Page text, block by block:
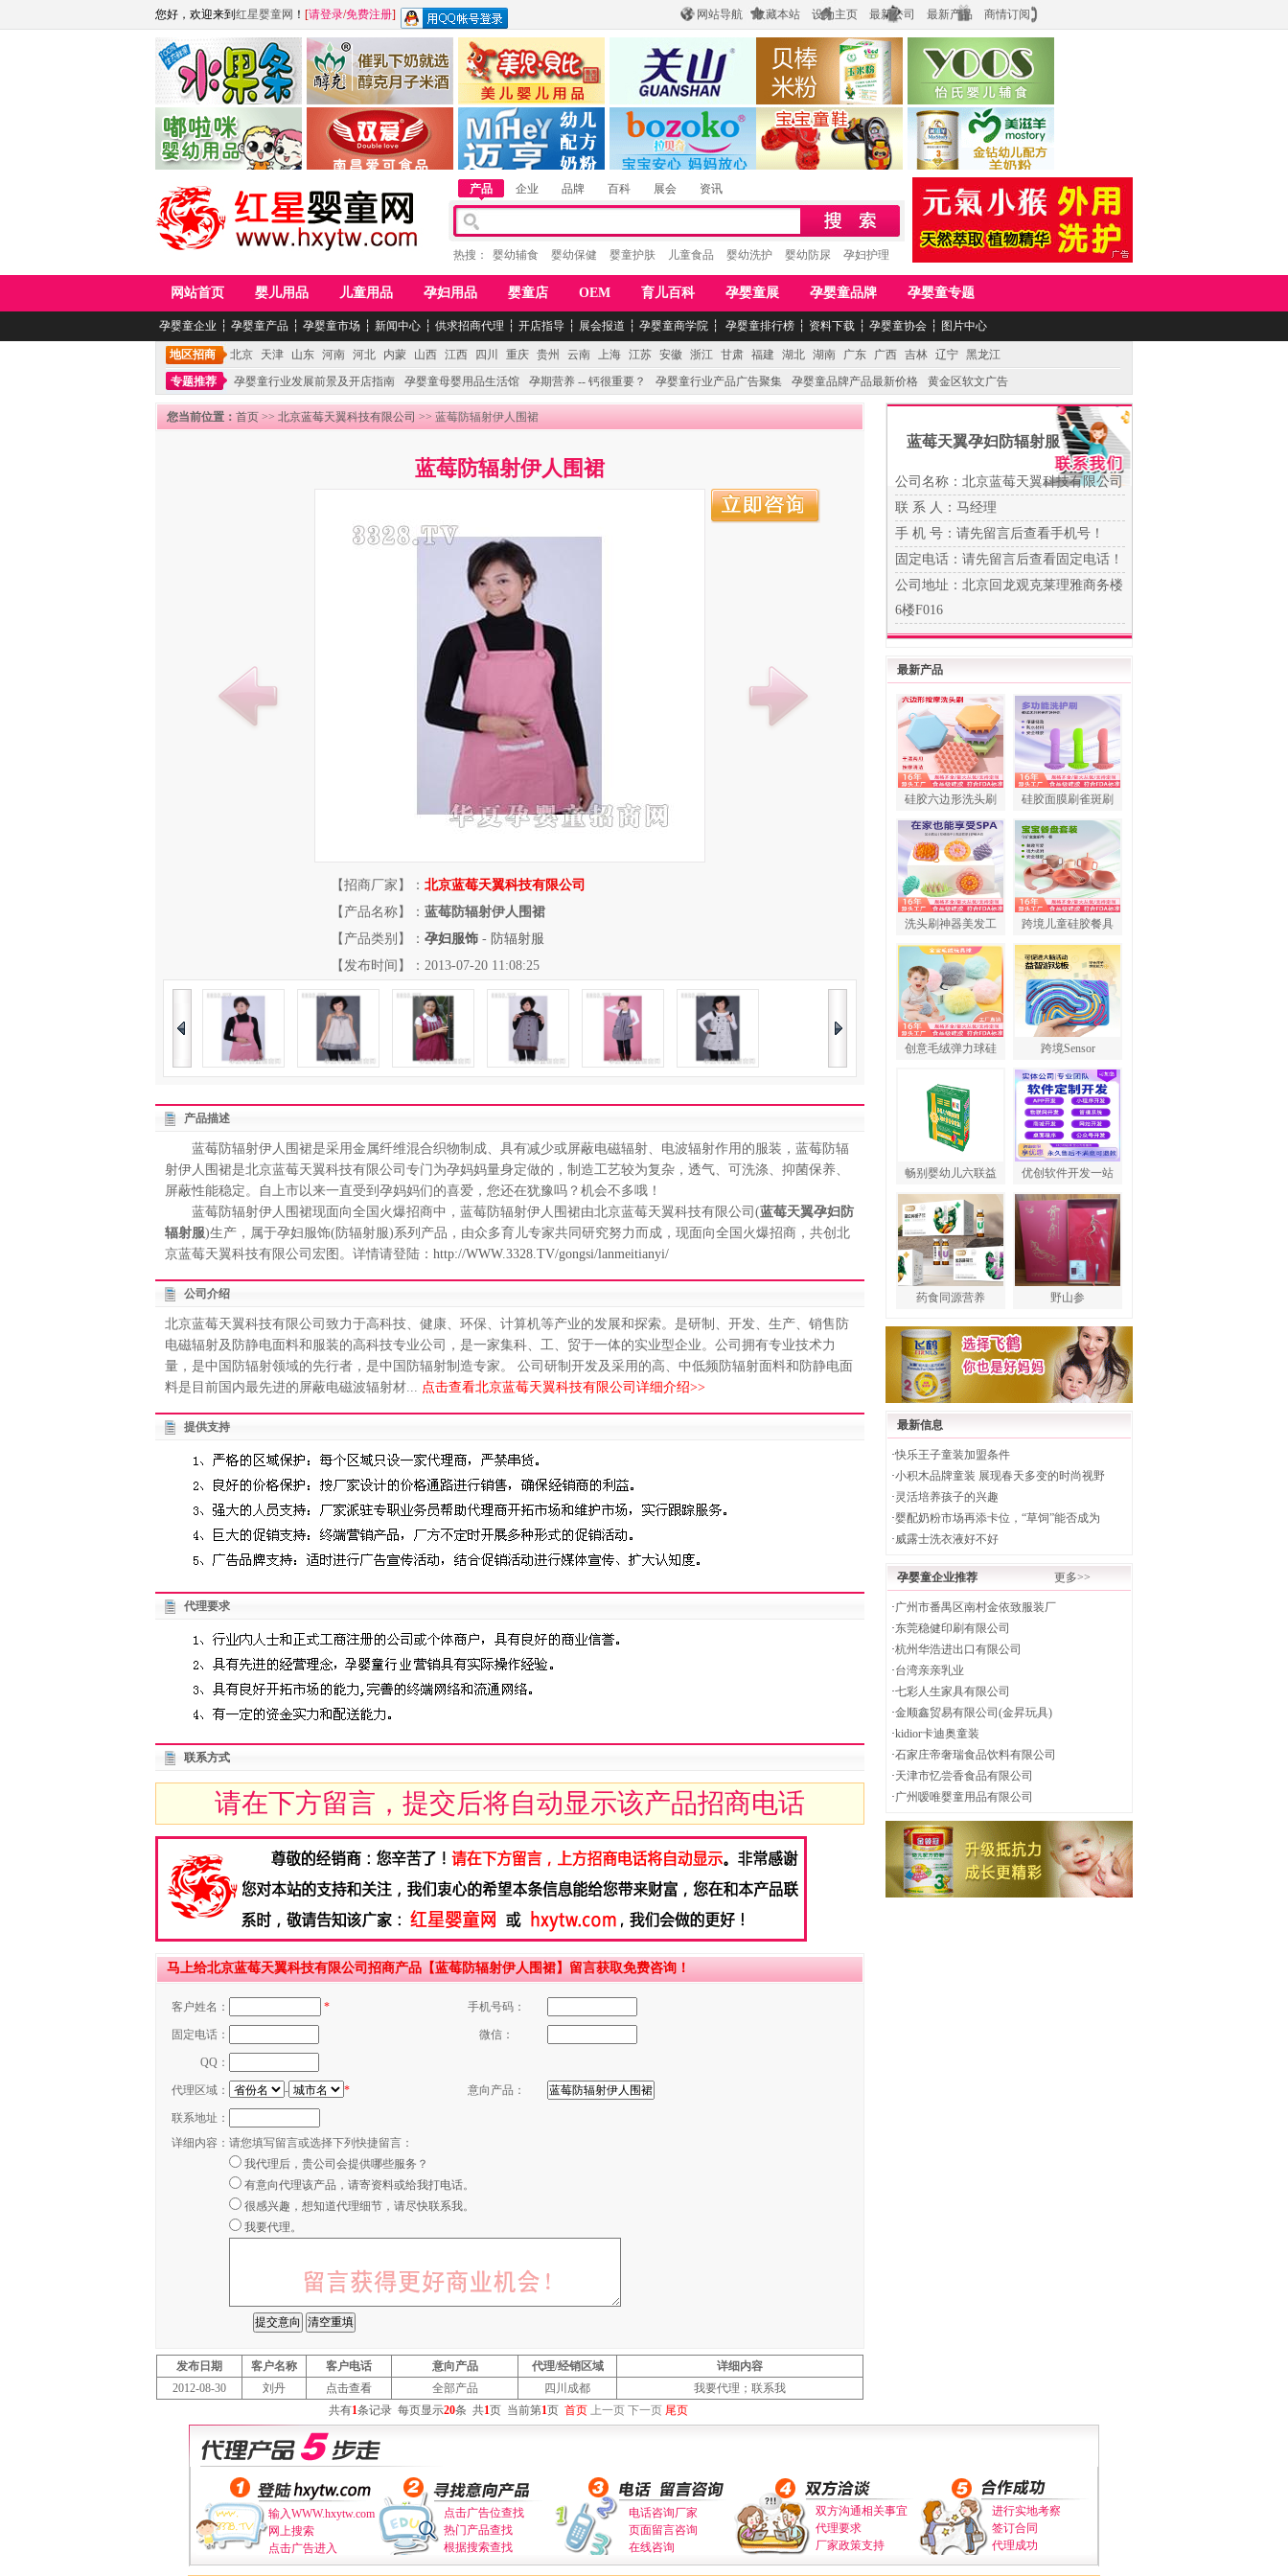
网站导航 收藏本站 设为主页 最新公司 最新产品 商情订阅
您好，欢迎来到 红星婴童网 ！ [请登录/免费注册]
江西麦嘟嘟食品有限公司
青岛嘟啦咪婴幼儿用品公司
江西醇之客月子米酒 惠州市美儿婴儿用品公司
湖南迈亨母婴用品有限公司
陕西关山乳业有限公司
香港欧嘻高婴童用品公司
江西贝棒儿童食品 上海怡氏食品科技有限公司
湖南美滋生物科技有限公司
产品 企业 品牌 百科 展会 资讯
热搜： 婴幼辅食 婴幼保健 婴童护肤 儿童食品 婴幼洗护 婴幼防尿 孕妇护理
网站首页 婴儿用品 儿童用品 孕妇用品 婴童店 OEM 育儿百科 孕婴童展 孕婴童品牌 孕婴童专题
孕婴童企业 ┆ 孕婴童产品 ┆ 孕婴童市场 ┆ 新闻中心 ┆ 供求招商代理 ┆ 开店指导 ┆ 展会报道 ┆ 孕婴童商学院 ┆ 孕婴童排行榜 ┆ 资料下载 ┆ 孕婴童协会 ┆ 图片中心
地区招商 北京 天津 山东 河南 河北 内蒙 山西 江西 四川 重庆 贵州 云南 上海 江苏 安徽 浙江 甘肃 福建 湖北 湖南 广东 广西 吉林 辽宁 黑龙江
专题推荐
孕婴童行业发展前景及开店指南 孕婴童母婴用品生活馆 孕期营养 -- 钙很重要？ 孕婴童行业产品广告聚集 孕婴童品牌产品最新价格 黄金区软文广告
您当前位置： 首页 >> 北京蓝莓天翼科技有限公司 >> 蓝莓防辐射伊人围裙
蓝莓防辐射伊人围裙
【招商厂家】： 北京蓝莓天翼科技有限公司
【产品名称】： 蓝莓防辐射伊人围裙
【产品类别】： 孕妇服饰 - 防辐射服
【发布时间】：2013-07-20 11:08:25
产品描述
蓝莓防辐射伊人围裙是采用金属纤维混合织物制成、具有减少或屏蔽电磁辐射、电波辐射作用的服装，蓝莓防辐
射伊人围裙是北京蓝莓天翼科技有限公司专门为孕妈妈量身定做的，制造工艺较为复杂，透气、可洗涤、抑菌保养、
屏蔽性能稳定。自上市以来一直受到孕妈妈们的喜爱，您还在犹豫吗？机会不多哦！
蓝莓防辐射伊人围裙现面向全国火爆招商中，蓝莓防辐射伊人围裙由北京蓝莓天翼科技有限公司(蓝莓天翼孕妇防
辐射服)生产，属于孕妇服饰(防辐射服)系列产品，由众多育儿专家共同研究努力而成，现面向全国火爆招商，共创北
京蓝莓天翼科技有限公司宏图。详情请登陆： http://WWW.3328.TV/gongsi/lanmeitianyi/
公司介绍
北京蓝莓天翼科技有限公司致力于高科技、健康、环保、计算机等产业的发展和探索。是研制、开发、生产、销售防
电磁辐射及防静电面料和服装的高科技专业公司，是一家集科、工、贸于一体的实业型企业。公司拥有专业技术力
量，是中国防辐射领域的先行者，是中国防辐射制造专家。 公司研制开发及采用的高、中低频防辐射面料和防静电面
料是目前国内最先进的屏蔽电磁波辐射材... 点击查看北京蓝莓天翼科技有限公司详细介绍>>
提供支持
代理要求
联系方式
请在下方留言，提交后将自动显示该产品招商电话
马上给北京蓝莓天翼科技有限公司招商产品【蓝莓防辐射伊人围裙】留言获取免费咨询！
客户姓名： * 手机号码：
固定电话： 微信：
QQ：
代理区域： - * 意向产品：
联系地址：
详细内容： 请您填写留言或选择下列快捷留言：
我代理后，贵公司会提供哪些服务？
有意向代理该产品，请寄资料或给我打电话。
很感兴趣，想知道代理细节，请尽快联系我。
我要代理。
发布日期 客户名称 客户电话 意向产品 代理/经销区域
详细内容
2012-08-30
刘丹 点击查看 全部产品 四川成都
我要代理；联系我
共有1条记录 每页显示20条 共1页 当前第1页 首页 上一页 下一页 尾页
蓝莓天翼孕妇防辐射服
公司名称：北京蓝莓天翼科技有限公司
联 系 人：马经理
手 机 号： 请先留言后查看手机号！
固定电话： 请先留言后查看固定电话！
公司地址：北京回龙观克莱理雅商务楼
6楼F016
最新产品
硅胶六边形洗头刷 硅胶面膜刷雀斑刷
洗头刷神器美发工 跨境儿童硅胶餐具
创意毛绒弹力球硅 跨境Sensor
畅别婴幼儿六联益 优创软件开发一站
药食同源营养 野山参
最新信息
·快乐王子童装加盟条件
·小积木品牌童装 展现春天多变的时尚视野
·灵活培养孩子的兴趣
·婴配奶粉市场再添卡位，“草饲”能否成为
·威露士洗衣液好不好
孕婴童企业推荐 更多>>
·广州市番禺区南村金依致服装厂
·东莞稳健印刷有限公司
·杭州华浩进出口有限公司
·台湾亲亲乳业
·七彩人生家具有限公司
·金顺鑫贸易有限公司(金昇玩具)
·kidior卡迪奥童装
·石家庄帝奢瑞食品饮料有限公司
·天津市忆尝香食品有限公司
·广州嗳唯婴童用品有限公司
输入WWW.hxytw.com
网上搜索
点击广告进入
点击广告位查找
热门产品查找
根据搜索查找
电话咨询厂家
页面留言咨询
在线咨询
双方沟通相关事宜
代理要求
厂家政策支持
进行实地考察
签订合同
代理成功